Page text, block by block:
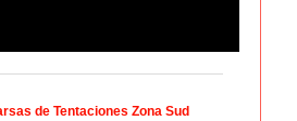
de Tentaciones Zona Sud